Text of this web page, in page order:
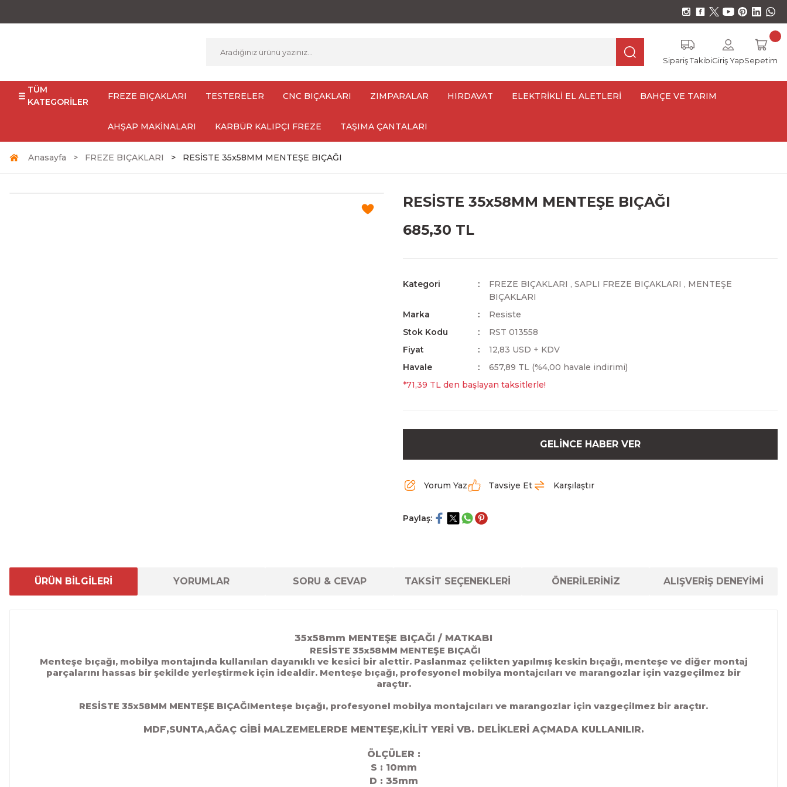
Sipariş TakibiGiriş YapSepetim
TÜM
KATEGORİLER
FREZE BIÇAKLARI TESTERELER CNC BIÇAKLARI ZIMPARALAR HIRDAVAT ELEKTRİKLİ EL ALETLERİ BAHÇE VE TARIM
AHŞAP MAKİNALARI KARBÜR KALIPÇI FREZE TAŞIMA ÇANTALARI
Anasayfa FREZE BIÇAKLARI RESİSTE 35x58MM MENTEŞE BIÇAĞI
RESİSTE 35x58MM MENTEŞE BIÇAĞI
685,30 TL
Kategori FREZE BIÇAKLARI , SAPLI FREZE BIÇAKLARI , MENTEŞE
BIÇAKLARI
Marka
Resiste
Stok Kodu
RST 013558
Fiyat
12,83 USD + KDV
Havale
657,89 TL (%4,00 havale indirimi)
*71,39 TL den başlayan taksitlerle!
GELİNCE HABER VER
Yorum Yaz Tavsiye Et Karşılaştır
Paylaş:
ÜRÜN BİLGİLERİ YORUMLAR SORU & CEVAP TAKSİT SEÇENEKLERİ ÖNERİLERİNİZ ALIŞVERİŞ DENEYİMİ
35x58mm MENTEŞE BIÇAĞI / MATKABI
RESİSTE 35x58MM MENTEŞE BIÇAĞI
Menteşe bıçağı, mobilya montajında kullanılan dayanıklı ve kesici bir alettir. Paslanmaz çelikten yapılmış keskin bıçağı, menteşe ve diğer montaj
parçalarını hassas bir şekilde yerleştirmek için idealdir. Menteşe bıçağı, profesyonel mobilya montajcıları ve marangozlar için vazgeçilmez bir
araçtır.
RESİSTE 35x58MM MENTEŞE BIÇAĞIMenteşe bıçağı, profesyonel mobilya montajcıları ve marangozlar için vazgeçilmez bir araçtır.
MDF,SUNTA,AĞAÇ GİBİ MALZEMELERDE MENTEŞE,KİLİT YERİ VB. DELİKLERİ AÇMADA KULLANILIR.
ÖLÇÜLER :
S : 10mm
D : 35mm